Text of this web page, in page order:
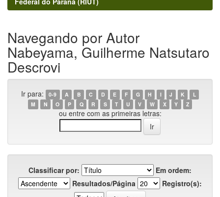
Navegando por Autor
Nabeyama, Guilherme Natsutaro
Descrovi
Ir para: 0-9 A B C D E F G H I J K
L
M
N O P Q R S T U V W X Y Z
ou entre com as primeiras letras:
Classificar por:
Em ordem:
Resultados/Página
Registro(s):